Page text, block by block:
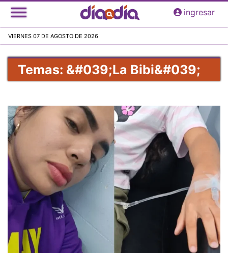
Pasar
al
principal
ingresar
VIERNES 07 DE AGOSTO DE 2026
Temas: &#039;La Bibi&#039;